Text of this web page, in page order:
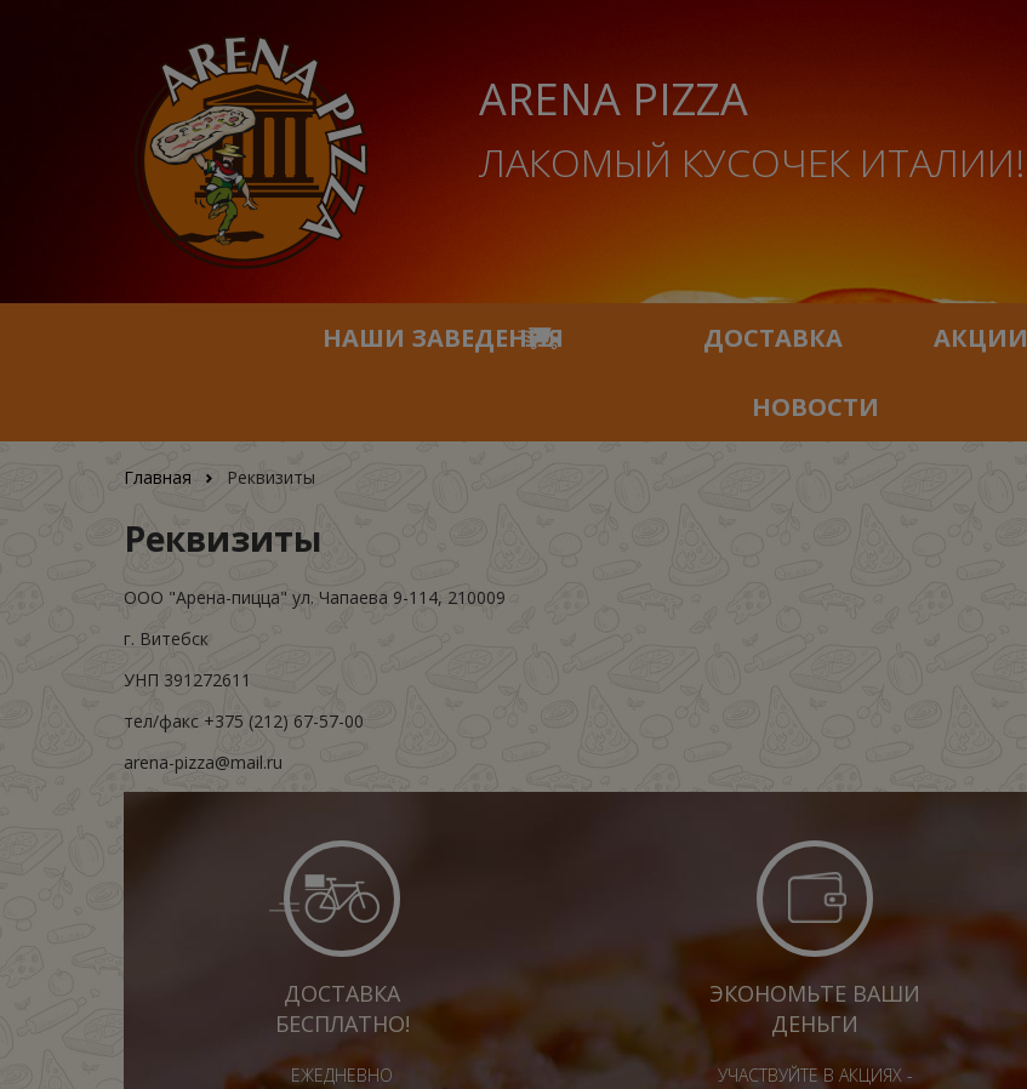
ARENA PIZZA
ЛАКОМЫЙ КУСОЧЕК ИТАЛИИ!
НАШИ ЗАВЕДЕНИЯ ДОСТАВКА АКЦИИ
НОВОСТИ
Главная Реквизиты
Реквизиты
ООО "Арена-пицца" ул. Чапаева 9-114, 210009
г. Витебск
УНП 391272611
тел/факс +375 (212) 67-57-00
arena-pizza@mail.ru
ДОСТАВКА
БЕСПЛАТНО!
ЕЖЕДНЕВНО
ЭКОНОМЬТЕ ВАШИ
ДЕНЬГИ
УЧАСТВУЙТЕ В АКЦИЯХ -